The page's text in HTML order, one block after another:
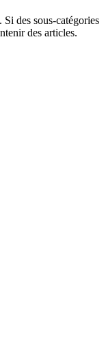
des sous-catégories
des articles.